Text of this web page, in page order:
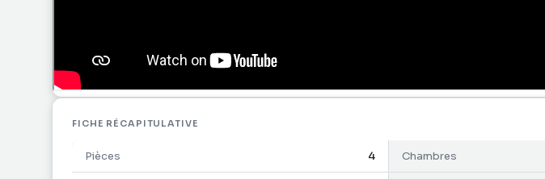
FICHE RÉCAPITULATIVE
Pièces 4 Chambres